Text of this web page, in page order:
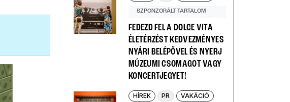
SZPONZORÁLT TARTALOM
FEDEZD FEL A DOLCE VITA
ÉLETÉRZÉST KEDVEZMÉNYES
NYÁRI BELÉPŐVEL ÉS NYERJ
MÚZEUMI CSOMAGOT VAGY
KONCERTJEGYET!
HÍREK PR VAKÁCIÓ